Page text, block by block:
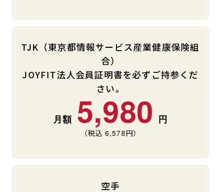
TJK（東京都情報サービス産業健康保険組
合）
JOYFIT法人会員証明書を必ずご持参くだ
さい。
5,980
（税込 6,578円）
空手